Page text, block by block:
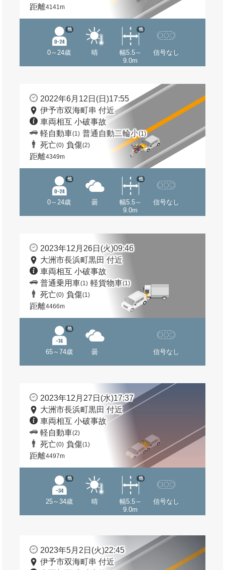
距離4141m
0～24歳
他
晴
幅5.5～
9.0m
他
信号なし
2022年6月12日(日)17:55
伊予市双海町串 付近
車両相互 小破事故
軽自動車(1) 普通自動二輪小(1)
死亡(0) 負傷(2)
距離4349m
0～24歳
他
曇
幅5.5～
9.0m
他
信号なし
2023年12月26日(火)09:46
大洲市長浜町黒田 付近
車両相互 小破事故
普通乗用車(1) 軽貨物車(1)
死亡(0) 負傷(1)
距離4466m
65～74歳
他
曇 信号なし
2023年12月27日(水)17:37
大洲市長浜町黒田 付近
車両相互 小破事故
軽自動車(2)
死亡(0) 負傷(1)
距離4497m
25～34歳
他
晴
幅5.5～
9.0m
他
信号なし
2023年5月2日(火)22:45
伊予市双海町串 付近